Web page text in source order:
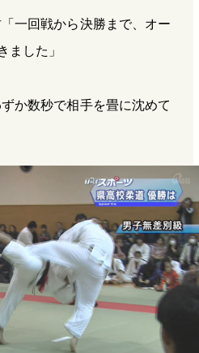
一回戦から決勝まで、オー
ました」
か数秒で相手を畳に沈めて